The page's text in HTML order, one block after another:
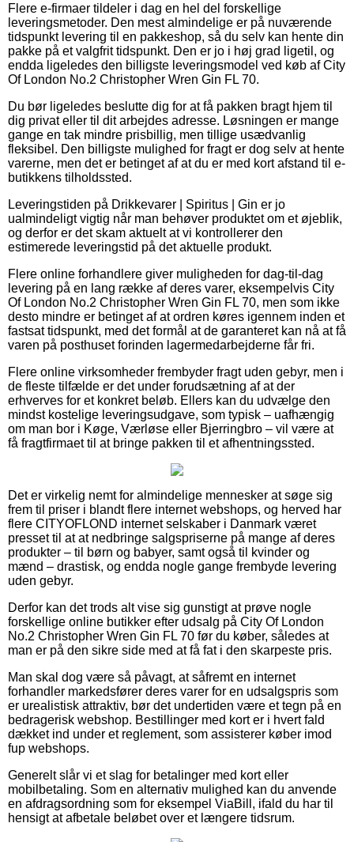
Flere e-firmaer tildeler i dag en hel del forskellige
leveringsmetoder. Den mest almindelige er på nuværende
tidspunkt levering til en pakkeshop, så du selv kan hente din
pakke på et valgfrit tidspunkt. Den er jo i høj grad ligetil, og
endda ligeledes den billigste leveringsmodel ved køb af City
Of London No.2 Christopher Wren Gin FL 70.
Du bør ligeledes beslutte dig for at få pakken bragt hjem til
dig privat eller til dit arbejdes adresse. Løsningen er mange
gange en tak mindre prisbillig, men tillige usædvanlig
fleksibel. Den billigste mulighed for fragt er dog selv at hente
varerne, men det er betinget af at du er med kort afstand til e-
butikkens tilholdssted.
Leveringstiden på Drikkevarer | Spiritus | Gin er jo
ualmindeligt vigtig når man behøver produktet om et øjeblik,
og derfor er det skam aktuelt at vi kontrollerer den
estimerede leveringstid på det aktuelle produkt.
Flere online forhandlere giver muligheden for dag-til-dag
levering på en lang række af deres varer, eksempelvis City
Of London No.2 Christopher Wren Gin FL 70, men som ikke
desto mindre er betinget af at ordren køres igennem inden et
fastsat tidspunkt, med det formål at de garanteret kan nå at få
varen på posthuset forinden lagermedarbejderne får fri.
Flere online virksomheder frembyder fragt uden gebyr, men i
de fleste tilfælde er det under forudsætning af at der
erhverves for et konkret beløb. Ellers kan du udvælge den
mindst kostelige leveringsudgave, som typisk – uafhængig
om man bor i Køge, Værløse eller Bjerringbro – vil være at
få fragtfirmaet til at bringe pakken til et afhentningssted.
Det er virkelig nemt for almindelige mennesker at søge sig
frem til priser i blandt flere internet webshops, og herved har
flere CITYOFLOND internet selskaber i Danmark været
presset til at at nedbringe salgspriserne på mange af deres
produkter – til børn og babyer, samt også til kvinder og
mænd – drastisk, og endda nogle gange frembyde levering
uden gebyr.
Derfor kan det trods alt vise sig gunstigt at prøve nogle
forskellige online butikker efter udsalg på City Of London
No.2 Christopher Wren Gin FL 70 før du køber, således at
man er på den sikre side med at få fat i den skarpeste pris.
Man skal dog være så påvagt, at såfremt en internet
forhandler markedsfører deres varer for en udsalgspris som
er urealistisk attraktiv, bør det undertiden være et tegn på en
bedragerisk webshop. Bestillinger med kort er i hvert fald
dækket ind under et reglement, som assisterer køber imod
fup webshops.
Generelt slår vi et slag for betalinger med kort eller
mobilbetaling. Som en alternativ mulighed kan du anvende
en afdragsordning som for eksempel ViaBill, ifald du har til
hensigt at afbetale beløbet over et længere tidsrum.